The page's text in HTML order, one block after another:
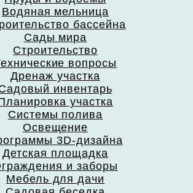
Водяная мельница
бассейна
Сады мира
Строительство
вопросы
Дренаж участка
инвентарь
участка
Системы полива
Освещение
3D-дизайна
Детская площадка
и заборы
Мебель для дачи